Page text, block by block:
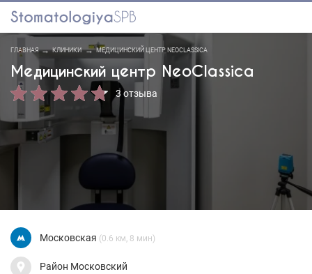
ГЛАВНАЯ КЛИНИКИ МЕДИЦИНСКИЙ ЦЕНТР NEOCLASSICA
Медицинский центр NeoClassica
3 отзыва
Московская (0.6 км, 8 мин)
Район Московский